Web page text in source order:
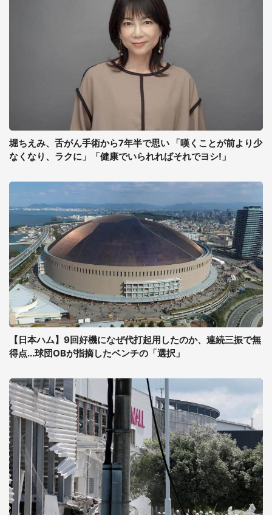
堀ちえみ、舌がん手術から7年半で思い 「嘆くことが前より少
なくなり、ラクに」「健康でいられればそれでヨシ!」
【日本ハム】9回好機になぜ代打起用したのか、連続三振で無
得点...球団OBが指摘したベンチの「選択」